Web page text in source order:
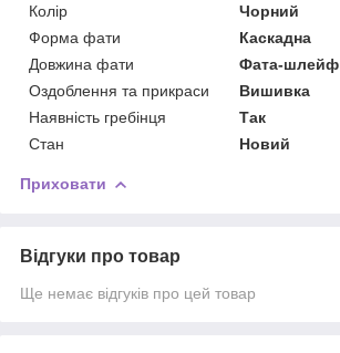
Колір
Чорний
Форма фати
Каскадна
Довжина фати
Фата-шлейф
Оздоблення та прикраси
Вишивка
Наявність гребінця
Так
Стан
Новий
Приховати
Відгуки про товар
Ще немає відгуків про цей товар